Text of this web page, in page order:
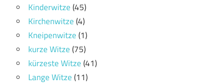
Kinderwitze(45)
Kirchenwitze(4)
Kneipenwitze(1)
kurze Witze(75)
kürzeste Witze(41)
Lange Witze(11)